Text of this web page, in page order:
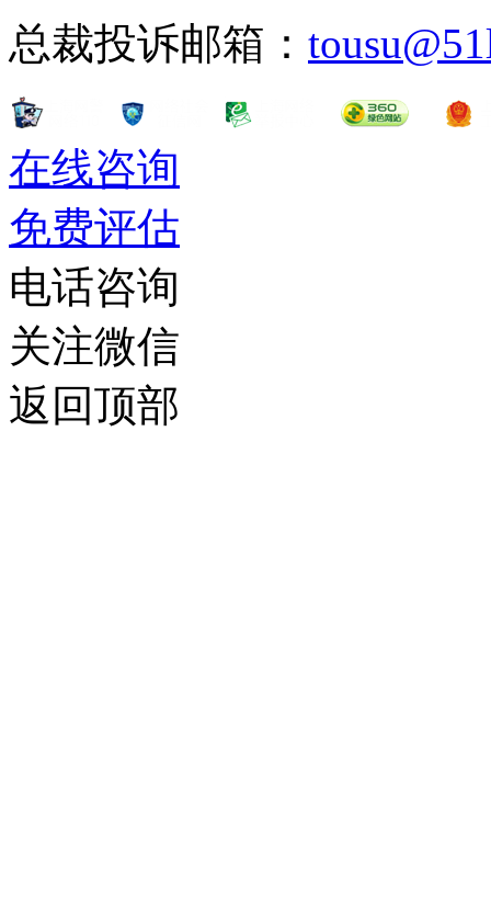
总裁投诉邮箱：
在线咨询
免费评估
电话咨询
关注微信
返回顶部